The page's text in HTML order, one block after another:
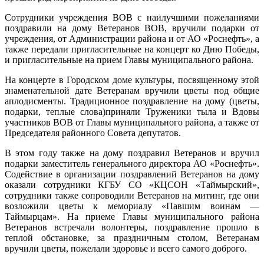
Сотрудники учреждения ВОВ с наилучшими пожеланиями
поздравили на дому Ветеранов ВОВ, вручили подарки от
учреждения, от Администрации района и от АО «Роснефть», а
также передали пригласительные на концерт ко Дню Победы,
и пригласительные на прием Главы муниципального района.
На концерте в Городском доме культуры, посвященному этой
знаменательной дате Ветеранам вручили цветы под общие
аплодисменты. Традиционное поздравление на дому (цветы,
подарки, теплые слова)приняли Труженики тыла и Вдовы
участников ВОВ от Главы муниципального района, а также от
Председателя районного Совета депутатов.
В этом году также на дому поздравил Ветеранов и вручил
подарки заместитель генерального директора АО «Роснефть».
Содействие в организации поздравлений Ветеранов на дому
оказали сотрудники КГБУ СО «КЦСОН «Таймырский»,
сотрудники также сопроводили Ветеранов на митинг, где они
возложили цветы к мемориалу «Павшим воинам —
Таймырцам». На приеме Главы муниципального района
Ветеранов встречали волонтеры, поздравление прошло в
теплой обстановке, за праздничным столом, Ветеранам
вручили цветы, пожелали здоровье и всего самого доброго.